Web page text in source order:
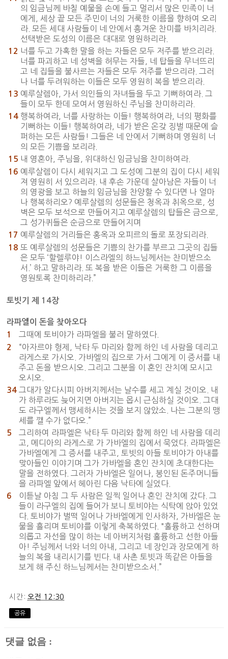
의 임금님께 바칠 예물을 손에 들고 멀리서 많은 민족이 너
에게, 세상 끝 모든 주민이 너의 거룩한 이름을 향하여 오리
라. 모든 세대 사람들이 네 안에서 흥겨운 찬미를 바치리라.
선택받은 도성의 이름은 대대로 영원하리라.
12 너를 두고 가혹한 말을 하는 자들은 모두 저주를 받으리라.
너를 파괴하고 네 성벽을 허무는 자들, 네 탑들을 무너뜨리
고 네 집들을 불사르는 자들은 모두 저주를 받으리라. 그러
나 너를 두려워하는 이들은 모두 영원히 복을 받으리라.
13 예루살렘아, 가서 의인들의 자녀들을 두고 기뻐하여라. 그
들이 모두 한데 모여서 영원하신 주님을 찬미하리라.
14 행복하여라, 너를 사랑하는 이들! 행복하여라, 너의 평화를
기뻐하는 이들! 행복하여라, 네가 받은 온갖 징벌 때문에 슬
퍼하는 모든 사람들! 그들은 네 안에서 기뻐하며 영원히 너
의 모든 기쁨을 보리라.
15 내 영혼아, 주님을, 위대하신 임금님을 찬미하여라.
16 예루살렘이 다시 세워지고 그 도성에 그분의 집이 다시 세워
져 영원히 서 있으리라. 내 후손 가운데 살아남은 자들이 너
의 영광을 보고 하늘의 임금님을 찬양할 수 있다면 나 얼마
나 행복하리오? 예루살렘의 성문들은 청옥과 취옥으로, 성
벽은 모두 보석으로 만들어지고 예루살렘의 탑들은 금으로,
그 성가퀴들은 순금으로 만들어지며
17 예루살렘의 거리들은 홍옥과 오피르의 돌로 포장되리라.
18 또 예루살렘의 성문들은 기쁨의 찬가를 부르고 그곳의 집들
은 모두 ‘할렐루야! 이스라엘의 하느님께서는 찬미받으소
서.’ 하고 말하리라. 또 복을 받은 이들은 거룩한 그 이름을
영원토록 찬미하리라.”
토빗기 제 14장
라파엘이 돈을 찾아오다
1
그때에 토비야가 라파엘을 불러 말하였다.
2
“아자르야 형제, 낙타 두 마리와 함께 하인 네 사람을 데리고
라게스로 가시오. 가바엘의 집으로 가서 그에게 이 증서를 내
주고 돈을 받으시오. 그리고 그분을 이 혼인 잔치에 모시고
오시오.
34 그대가 알다시피 아버지께서는 날수를 세고 계실 것이오. 내
가 하루라도 늦어지면 아버지는 몹시 근심하실 것이오. 그대
도 라구엘께서 맹세하시는 것을 보지 않았소. 나는 그분의 맹
세를 깰 수가 없다오.”
5
그리하여 라파엘은 낙타 두 마리와 함께 하인 네 사람을 데리
고, 메디아의 라게스로 가 가바엘의 집에서 묵었다. 라파엘은
가바엘에게 그 증서를 내주고, 토빗의 아들 토비야가 아내를
맞아들인 이야기며 그가 가바엘을 혼인 잔치에 초대한다는
말을 전하였다. 그러자 가바엘은 일어나, 봉인된 돈주머니들
을 라파엘 앞에서 헤아린 다음 낙타에 실었다.
6
이튿날 아침 그 두 사람은 일찍 일어나 혼인 잔치에 갔다. 그
들이 라구엘의 집에 들어가 보니 토비야는 식탁에 앉아 있었
다. 토비야가 벌떡 일어나 가바엘에게 인사하자, 가바엘은 눈
물을 흘리며 토비야를 이렇게 축복하였다. "훌륭하고 선하며
의롭고 자선을 많이 하는 네 아버지처럼 훌륭하고 선한 아들
아! 주님께서 너와 너의 아내, 그리고 네 장인과 장모에게 하
늘의 복을 내리시기를 빈다. 내 사촌 토빗과 똑같은 아들을
보게 해 주신 하느님께서는 찬미받으소서.”
시간: 오전 12:30
공유
댓글 없음 :